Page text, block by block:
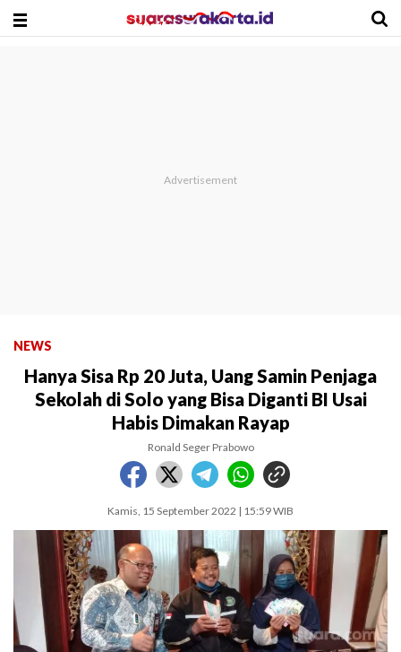
NEWS
Hanya Sisa Rp 20 Juta, Uang Samin Penjaga
Sekolah di Solo yang Bisa Diganti BI Usai
Habis Dimakan Rayap
Ronald Seger Prabowo
Kamis, 15 September 2022 | 15:59 WIB